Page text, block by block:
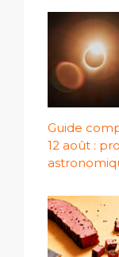
Guide
12 août :